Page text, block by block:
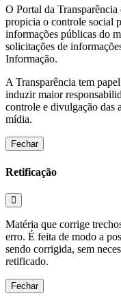
O Portal da
propicia o controle social
informações públicas do
solicitações de
Informação.
A Transparência tem
induzir maior
controle e divulgação das
mídia.
Fechar
Retificação
Matéria que corrige
erro. É feita de modo a
sendo corrigida, sem
retificado.
Fechar